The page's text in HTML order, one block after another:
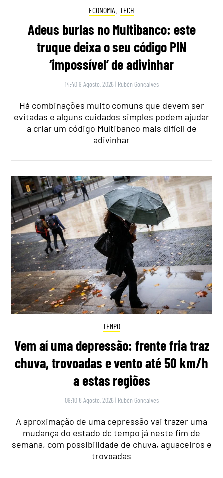
ECONOMIA , TECH
Adeus burlas no Multibanco: este
truque deixa o seu código PIN
‘impossível’ de adivinhar
14:40 9 Agosto, 2026 | Rubén Gonçalves
Há combinações muito comuns que devem ser
evitadas e alguns cuidados simples podem ajudar
a criar um código Multibanco mais difícil de
adivinhar
TEMPO
Vem aí uma depressão: frente fria traz
chuva, trovoadas e vento até 50 km/h
a estas regiões
09:10 8 Agosto, 2026 | Rubén Gonçalves
A aproximação de uma depressão vai trazer uma
mudança do estado do tempo já neste fim de
semana, com possibilidade de chuva, aguaceiros e
trovoadas